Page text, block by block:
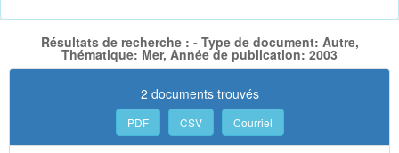
Résultats de recherche : - Type de document: Autre,
Thématique: Mer, Année de publication: 2003
2 documents trouvés
PDF CSV Courriel